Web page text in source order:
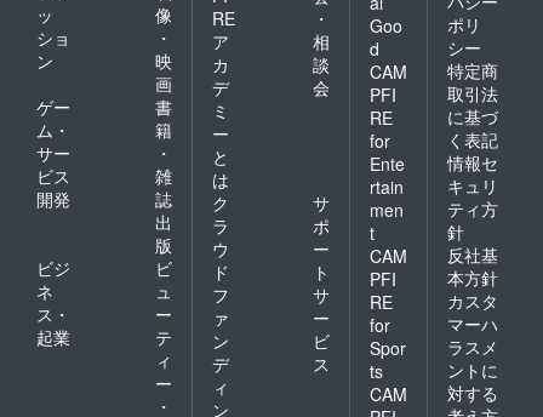
ッ
ショ
ン
像
・
映
画
ゲー
ム・
サー
ビス
開発
書
籍
・
雑
誌
出
版
ビジ
ネ
ス・
起業
ビ
ュ
ー
テ
ィ
ー
・
RE
ア
カ
デ
ミ
ー
と
は
・
相
談
会
ク
ラ
ウ
ド
フ
ァ
ン
デ
ィ
ン
サ
ポ
ー
ト
サ
ー
ビ
ス
Goo
d
CAM
PFI
RE
for
Ente
rtain
men
t
CAM
PFI
RE
for
Spor
ts
CAM
ポリ
シー
特定商
取引法
に基づ
く表記
情報セ
キュリ
ティ方
針
反社基
本方針
カスタ
マーハ
ラスメ
ントに
対する